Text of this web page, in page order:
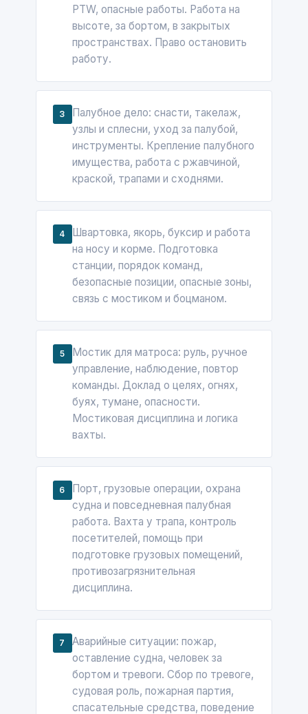
PTW, опасные работы. Работа на
высоте, за бортом, в закрытых
пространствах. Право остановить
работу.
3
Палубное дело: снасти, такелаж,
узлы и сплесни, уход за палубой,
инструменты. Крепление палубного
имущества, работа с ржавчиной,
краской, трапами и сходнями.
4
Швартовка, якорь, буксир и работа
на носу и корме. Подготовка
станции, порядок команд,
безопасные позиции, опасные зоны,
связь с мостиком и боцманом.
5
Мостик для матроса: руль, ручное
управление, наблюдение, повтор
команды. Доклад о целях, огнях,
буях, тумане, опасности.
Мостиковая дисциплина и логика
вахты.
6
Порт, грузовые операции, охрана
судна и повседневная палубная
работа. Вахта у трапа, контроль
посетителей, помощь при
подготовке грузовых помещений,
противозагрязнительная
дисциплина.
7
Аварийные ситуации: пожар,
оставление судна, человек за
бортом и тревоги. Сбор по тревоге,
судовая роль, пожарная партия,
спасательные средства, поведение